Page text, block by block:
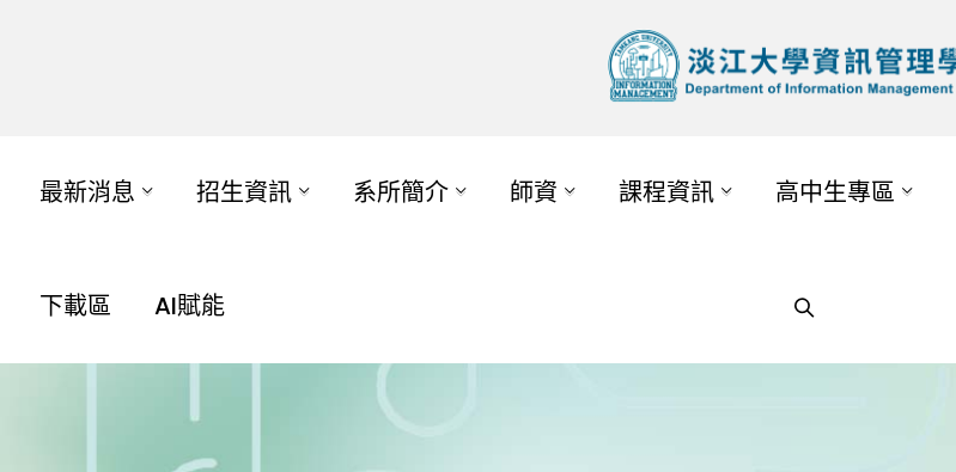
最新消息 招生資訊 系所簡介 師資 課程資訊 高中生專區
下載區 AI賦能